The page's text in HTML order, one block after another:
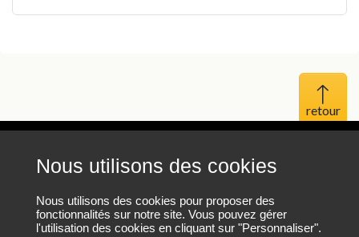
Nous utilisons des cookies
Nous utilisons des cookies pour proposer des
fonctionnalités sur notre site. Vous pouvez gérer
l'utilisation des cookies en cliquant sur "Personnaliser".
Haut
Mentions légales
Protection des données personnelles